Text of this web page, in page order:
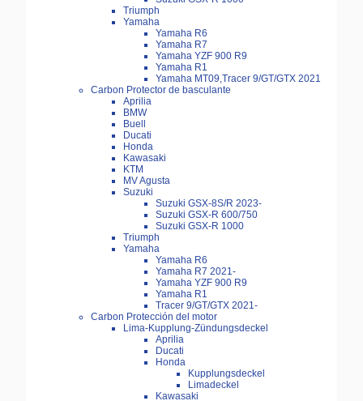
Triumph
Yamaha
Yamaha R6
Yamaha R7
Yamaha YZF 900 R9
Yamaha R1
Yamaha MT09,Tracer 9/GT/GTX 2021
Carbon Protector de basculante
Aprilia
BMW
Buell
Ducati
Honda
Kawasaki
KTM
MV Agusta
Suzuki
Suzuki GSX-8S/R 2023-
Suzuki GSX-R 600/750
Suzuki GSX-R 1000
Triumph
Yamaha
Yamaha R6
Yamaha R7 2021-
Yamaha YZF 900 R9
Yamaha R1
Tracer 9/GT/GTX 2021-
Carbon Protección del motor
Lima-Kupplung-Zündungsdeckel
Aprilia
Ducati
Honda
Kupplungsdeckel
Limadeckel
Kawasaki